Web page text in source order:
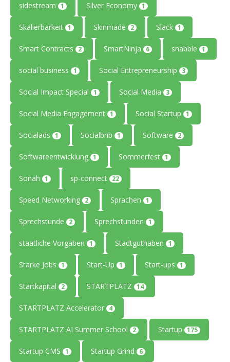
sidestream 1 Silver Economy 1
Skalierbarkeit 1 Skinmade 2 Slack 1
Smart Contracts 2 SmartNinja 6 snabble 1
social business 1 Social Entrepreneurship 3
Social Impact Special 1 Social Media 3
Social Media Engagement 1 Social Startup 1
Socialads 1 Socialbnb 1 Software 2
Softwareentwicklung 1 Sommerfest 1
Sonah 1 sp-connect 22
Speed Networking 2 Sprachen 1
Sprechstunde 2 Sprechstunden 1
staatliche Vorgaben 1 Stadtguthaben 1
Starke Jobs 1 Start-Up 1 Start-ups 1
Startkapital 2 STARTPLATZ 14
STARTPLATZ Accelerator 4
STARTPLATZ AI Summer School 2 Startup 175
Startup CMS 1 Startup Grind 6